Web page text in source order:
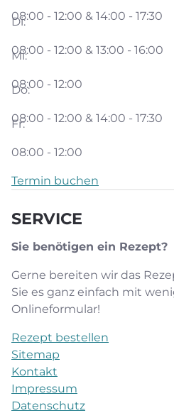
08:00 - 12:00 & 14:00 - 17:30
Di:
08:00 - 12:00 & 13:00 - 16:00
Mi:
08:00 - 12:00
Do:
08:00 - 12:00 & 14:00 - 17:30
Fr:
08:00 - 12:00
Termin buchen
SERVICE
Sie benötigen ein Rezept?
Gerne bereiten wir das
Sie es ganz einfach mit
Onlineformular!
Rezept bestellen
Sitemap
Kontakt
Impressum
Datenschutz